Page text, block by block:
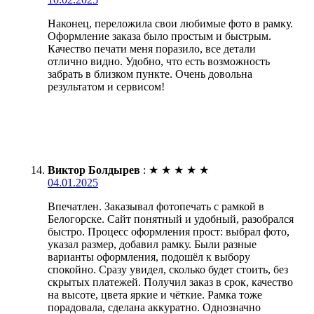
Наконец, переложила свои любимые фото в рамку.
Оформление заказа было простым и быстрым.
Качество печати меня поразило, все детали
отлично видно. Удобно, что есть возможность
забрать в близком пункте. Очень довольна
результатом и сервисом!
Виктор Болдырев : ★ ★ ★ ★ ★
04.01.2025
Впечатлен. Заказывал фотопечать с рамкой в
Белогорске. Сайт понятный и удобный, разобрался
быстро. Процесс оформления прост: выбрал фото,
указал размер, добавил рамку. Были разные
варианты оформления, подошёл к выбору
спокойно. Сразу увидел, сколько будет стоить, без
скрытых платежей. Получил заказ в срок, качество
на высоте, цвета яркие и чёткие. Рамка тоже
порадовала, сделана аккуратно. Однозначно